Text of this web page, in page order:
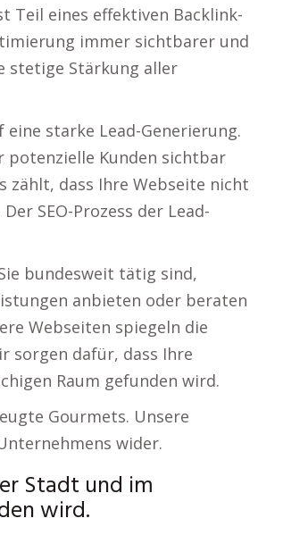
Teil eines effektiven Backlink-
immer sichtbarer und
stetige Stärkung aller
starke Lead-Generierung.
potenzielle Kunden sichtbar
zählt, dass Ihre Webseite nicht
SEO-Prozess der Lead-
bundesweit tätig sind,
anbieten oder beraten
Webseiten spiegeln die
sorgen dafür, dass Ihre
Raum gefunden wird.
Gourmets. Unsere
wider.
Stadt und im
wird.